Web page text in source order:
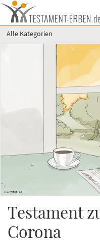
Alle Kategorien
Testament
Corona